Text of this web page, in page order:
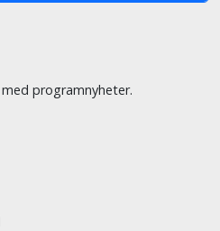
programnyheter.